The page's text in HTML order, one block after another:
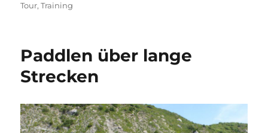
Tour,Training
Paddlen über lange
Strecken